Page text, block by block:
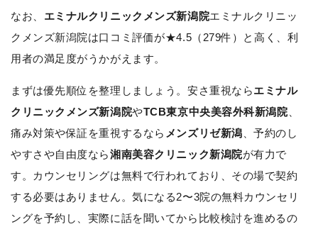
なお、 エミナルクリニックメンズ新潟院エミナルクリニッ
クメンズ新潟院は口コミ評価が★4.5（279件）と高く、利
用者の満足度がうかがえます。
まずは優先順位を整理しましょう。安さ重視ならエミナル
クリニックメンズ新潟院やTCB東京中央美容外科新潟院、
痛み対策や保証を重視するなら メンズリゼ新潟 、予約のし
やすさや自由度なら湘南美容クリニック新潟院が有力で
す。カウンセリングは無料で行われており、その場で契約
する必要はありません。気になる2〜3院の無料カウンセリ
ングを予約し、実際に話を聞いてから比較検討を進めるの